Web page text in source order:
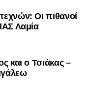
Οι πιθανοί
Λαμία
και ο Τσιάκας –